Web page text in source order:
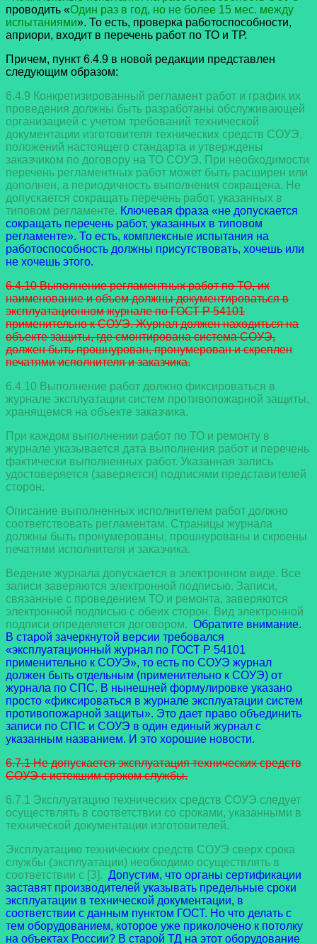
проводить «Один раз в год, но не более 15 мес. между
испытаниями». То есть, проверка работоспособности,
априори, входит в перечень работ по ТО и ТР.
Причем, пункт 6.4.9 в новой редакции представлен
следующим образом:
6.4.9 Конкретизированный регламент работ и график их
проведения должны быть разработаны обслуживающей
организацией с учетом требований технической
документации изготовителя технических средств СОУЭ,
положений настоящего стандарта и утверждены
заказчиком по договору на ТО СОУЭ. При необходимости
перечень регламентных работ может быть расширен или
дополнен, а периодичность выполнения сокращена. Не
допускается сокращать перечень работ, указанных в
типовом регламенте. Ключевая фраза «не допускается
сокращать перечень работ, указанных в типовом
регламенте». То есть, комплексные испытания на
работоспособность должны присутствовать, хочешь или
не хочешь этого.
6.4.10 Выполнение регламентных работ по ТО, их
наименование и объем должны документироваться в
эксплуатационном журнале по ГОСТ Р 54101
применительно к СОУЭ. Журнал должен находиться на
объекте защиты, где смонтирована система СОУЭ,
должен быть прошнурован, пронумерован и скреплен
печатями исполнителя и заказчика.
6.4.10 Выполнение работ должно фиксироваться в
журнале эксплуатации систем противопожарной защиты,
хранящемся на объекте заказчика.
При каждом выполнении работ по ТО и ремонту в
журнале указывается дата выполнения работ и перечень
фактически выполненных работ. Указанная запись
удостоверяется (заверяется) подписями представителей
сторон.
Описание выполненных исполнителем работ должно
соответствовать регламентам. Страницы журнала
должны быть пронумерованы, прошнурованы и скроены
печатями исполнителя и заказчика.
Ведение журнала допускается в электронном виде. Все
записи заверяются электронной подписью. Записи,
связанные с проведением ТО и ремонта, заверяются
электронной подписью с обеих сторон. Вид электронной
подписи определяется договором. Обратите внимание.
В старой зачеркнутой версии требовался
«эксплуатационный журнал по ГОСТ Р 54101
применительно к СОУЭ», то есть по СОУЭ журнал
должен быть отдельным (применительно к СОУЭ) от
журнала по СПС. В нынешней формулировке указано
просто «фиксироваться в журнале эксплуатации систем
противопожарной защиты». Это дает право объединить
записи по СПС и СОУЭ в один единый журнал с
указанным названием. И это хорошие новости.
6.7.1 Не допускается эксплуатация технических средств
СОУЭ с истекшим сроком службы.
6.7.1 Эксплуатацию технических средств СОУЭ следует
осуществлять в соответствии со сроками, указанными в
технической документации изготовителей.
Эксплуатацию технических средств СОУЭ сверх срока
службы (эксплуатации) необходимо осуществлять в
соответствии с [З]. Допустим, что органы сертификации
заставят производителей указывать предельные сроки
эксплуатации в технической документации, в
соответствии с данным пунктом ГОСТ. Но что делать с
тем оборудованием, которое уже приколочено к потолку
на объектах России? В старой ТД на этот оборудование